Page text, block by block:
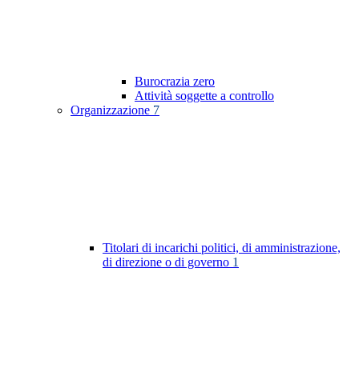
Burocrazia zero
Attività soggette a controllo
Organizzazione 7
Titolari di incarichi politici, di amministrazione,
di direzione o di governo 1